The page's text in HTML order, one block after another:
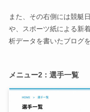
また、その右側には競艇
や、スポーツ紙による新
析データを書いたブログ
メニュー2：選手一覧